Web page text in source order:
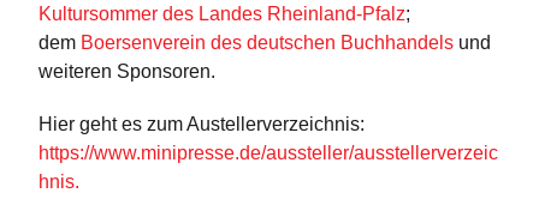
Kultursommer des Landes Rheinland-Pfalz;
dem Boersenverein des deutschen Buchhandels und
weiteren Sponsoren.
Hier geht es zum Austellerverzeichnis:
https://www.minipresse.de/aussteller/ausstellerverzeic
hnis.